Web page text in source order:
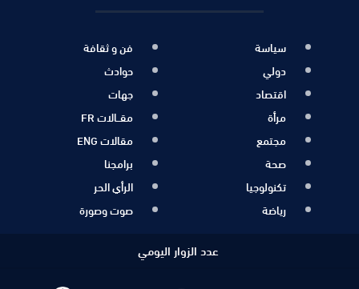
سياسة
دولي
اقتصاد
مرأة
مجتمع
صحة
تكنولوجيا
رياضة
فن و ثقافة
حوادث
جهات
مقــالات FR
مقالات ENG
برامجنا
الرأي الحر
صوت وصورة
عدد الزوار اليومي